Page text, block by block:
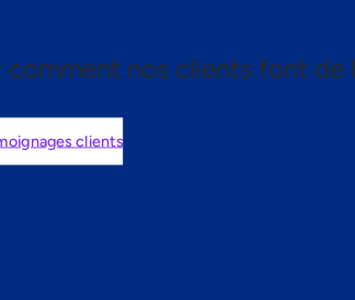
comment nos clients font
clients